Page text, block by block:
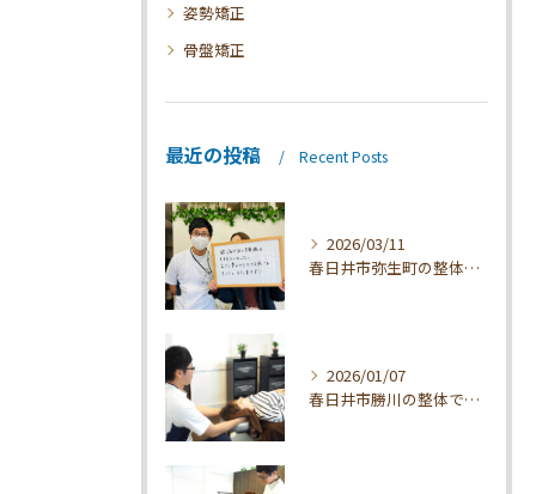
姿勢矯正
骨盤矯正
最近の投稿 Recent Posts
2026/03/11
春日井市弥生町の整体技術と効果
2026/01/07
春日井市勝川の整体で肩こり改善法